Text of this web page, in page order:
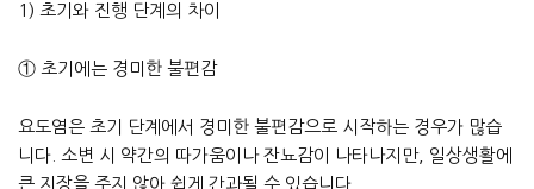
1) 초기와 진행 단계의 차이
① 초기에는 경미한 불편감
요도염은 초기 단계에서 경미한 불편감으로 시작하는 경우가 많습
니다. 소변 시 약간의 따가움이나 잔뇨감이 나타나지만, 일상생활에
큰 지장을 주지 않아 쉽게 간과될 수 있습니다.